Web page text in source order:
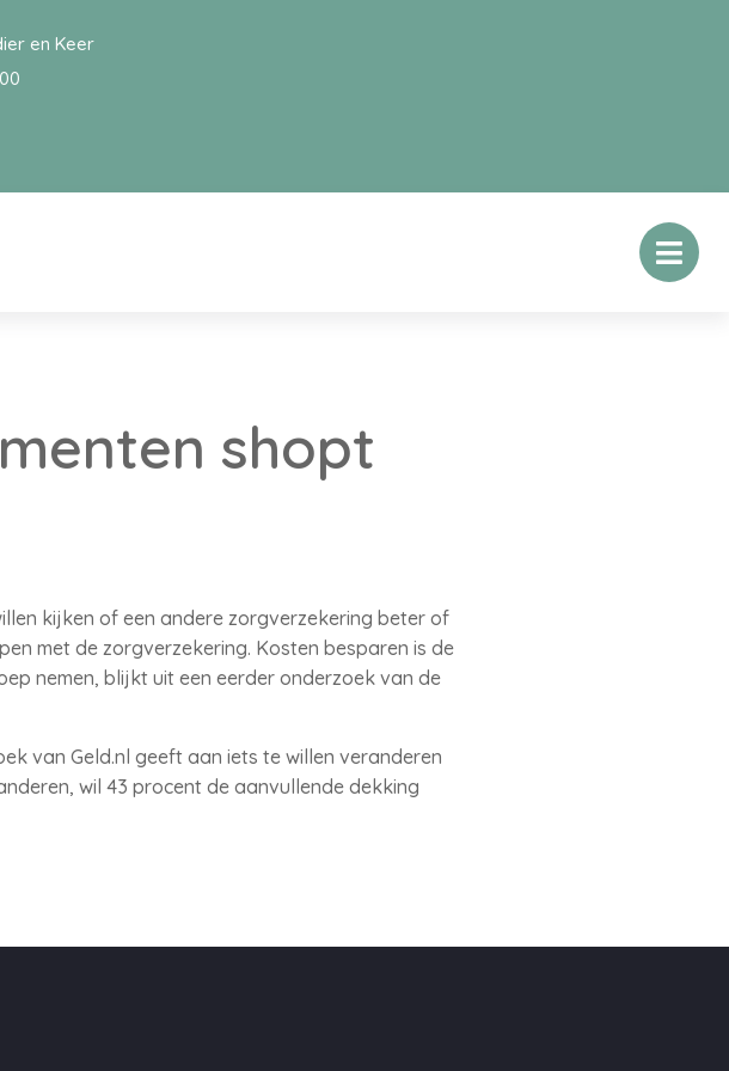
en Keer
shopt
kijken of een andere zorgverzekering beter of
met de zorgverzekering. Kosten besparen is de
nemen, blijkt uit een eerder onderzoek van de
van Geld.nl geeft aan iets te willen veranderen
wil 43 procent de aanvullende dekking